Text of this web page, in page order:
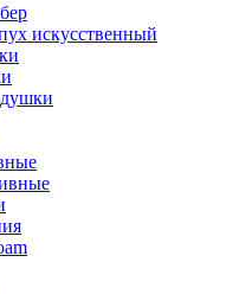
искусственный